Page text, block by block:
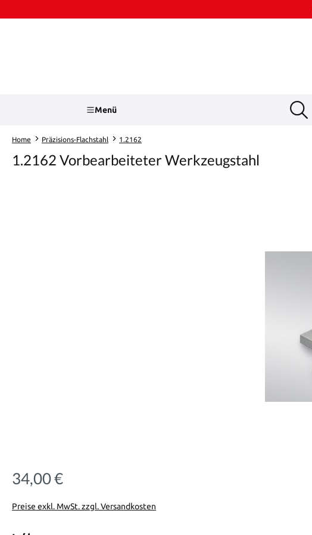
Menü
Home Präzisions-Flachstahl 1.2162
1.2162 Vorbearbeiteter Werkzeugstahl
Regulärer Preis:
34,00 €
Preise exkl. MwSt. zzgl. Versandkosten